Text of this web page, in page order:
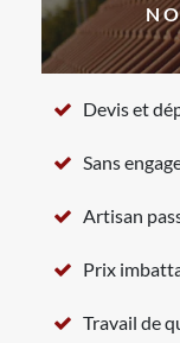
Devis et
Sans
Artisan
Prix
Travail de